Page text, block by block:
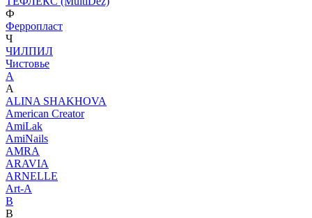
Ф
Ферропласт
Ч
ЧИЛПИЛ
Чистовье
A
A
ALINA SHAKHOVA
American Creator
AmiLak
AmiNails
AMRA
ARAVIA
ARNELLE
Art-A
B
B